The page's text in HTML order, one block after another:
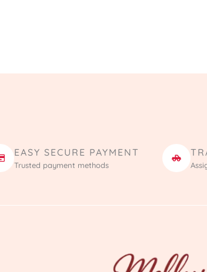
EASY SECURE PAYMENT
Trusted payment methods